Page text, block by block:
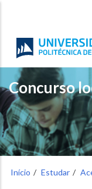
conteúdo
principal
Concurso
Início Estudar